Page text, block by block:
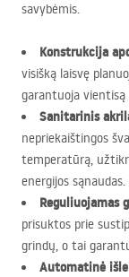
savybėmis.
Konstrukcija
visišką laisvę
garantuoja vientisą
Sanitarinis
nepriekaištingos
temperatūrą,
energijos sąnaudas.
Reguliuojamas
prisuktos prie
grindų, o tai
Automatinė